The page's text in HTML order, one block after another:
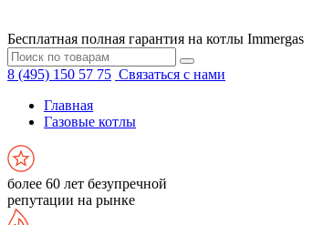
Бесплатная полная гарантия на котлы Immergas
8 (495) 150 57 75 Связаться с нами
Главная
Газовые котлы
более 60 лет безупречной
репутации на рынке